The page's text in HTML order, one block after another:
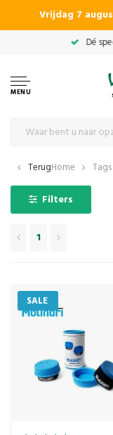
Vrijdag 7
MENU
TerugHome Tags
Filters
1
SALE